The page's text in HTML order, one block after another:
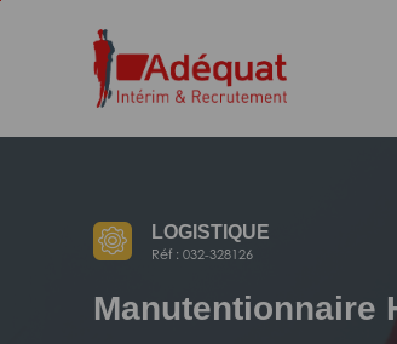
navigation
LOGISTIQUE
Réf : 032-328126
Manutentionnaire